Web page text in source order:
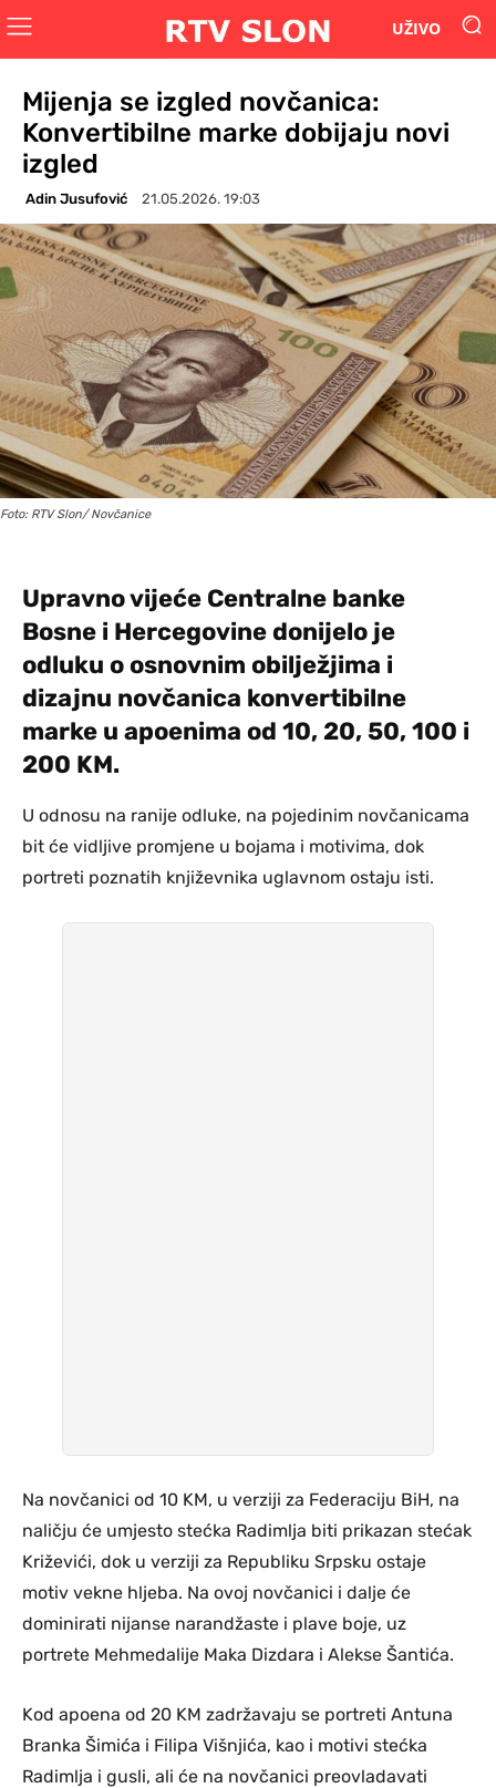
UŽIVO
Mijenja se izgled novčanica:
Konvertibilne marke dobijaju novi
izgled
Adin Jusufović 21.05.2026. 19:03
Foto: RTV Slon/ Novčanice
Upravno vijeće Centralne banke
Bosne i Hercegovine donijelo je
odluku o osnovnim obilježjima i
dizajnu novčanica konvertibilne
marke u apoenima od 10, 20, 50, 100 i
200 KM.
U odnosu na ranije odluke, na pojedinim novčanicama
bit će vidljive promjene u bojama i motivima, dok
portreti poznatih književnika uglavnom ostaju isti.
Na novčanici od 10 KM, u verziji za Federaciju BiH, na
naličju će umjesto stećka Radimlja biti prikazan stećak
Križevići, dok u verziji za Republiku Srpsku ostaje
motiv vekne hljeba. Na ovoj novčanici i dalje će
dominirati nijanse narandžaste i plave boje, uz
portrete Mehmedalije Maka Dizdara i Alekse Šantića.
Kod apoena od 20 KM zadržavaju se portreti Antuna
Branka Šimića i Filipa Višnjića, kao i motivi stećka
Radimlja i gusli, ali će na novčanici preovladavati